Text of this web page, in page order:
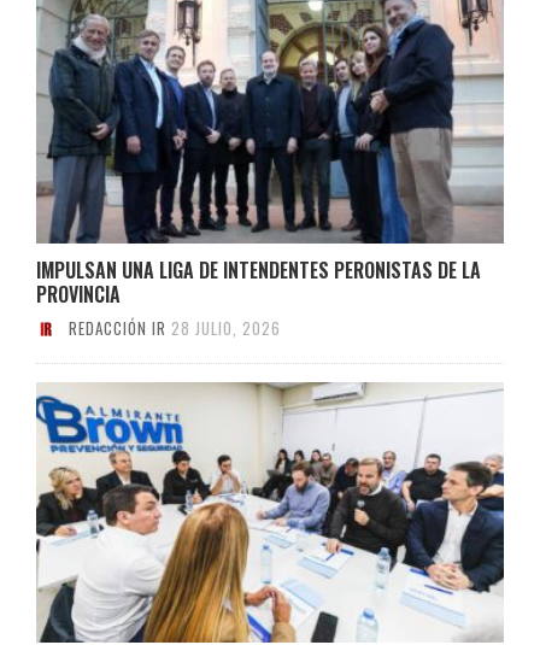
IMPULSAN UNA LIGA DE INTENDENTES PERONISTAS DE LA
PROVINCIA
REDACCIÓN IR 28 JULIO, 2026